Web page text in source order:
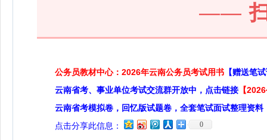
——
公务员教材中心：2026年云南公务员考试用书 【赠送笔
云南省考、事业单位考试交流群开放中，点击链接 【
云南省考模拟卷，回忆版试题卷，全套笔试面试整理资料
点击分享此信息：
0